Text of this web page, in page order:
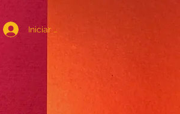
Iniciar sesión